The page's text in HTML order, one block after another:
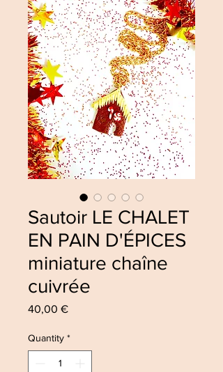
Sautoir LE CHALET
EN PAIN D'ÉPICES
miniature chaîne
cuivrée
40,00 €Price
Quantity *